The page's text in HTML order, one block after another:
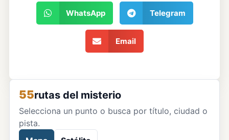
WhatsApp Telegram
Email
55rutas del misterio
Selecciona un punto o busca por título, ciudad o
pista.